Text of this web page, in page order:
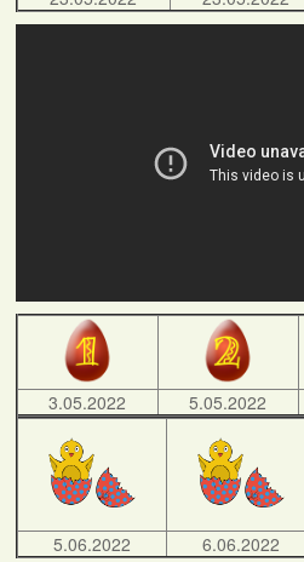
3.05.2022 5.05.2022
5.06.2022 6.06.2022